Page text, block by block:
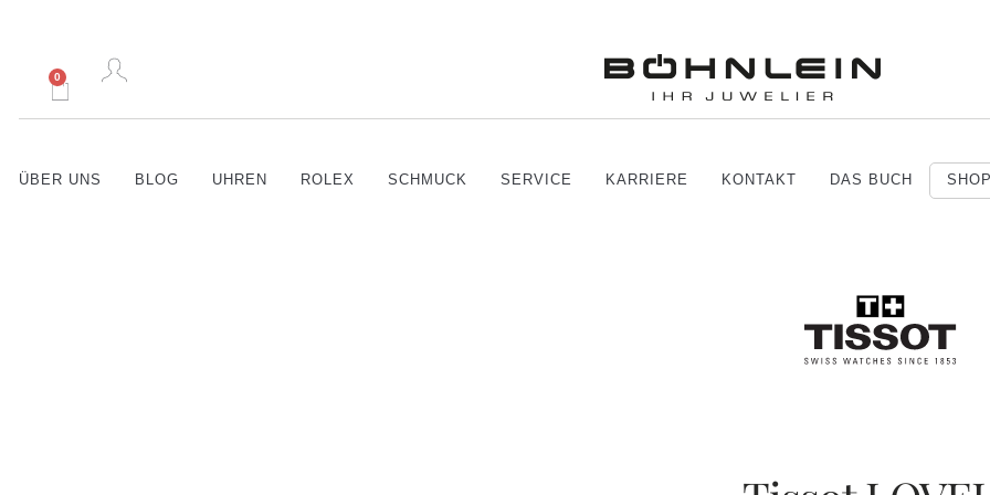
0
ÜBER UNS BLOG UHREN ROLEX SCHMUCK SERVICE KARRIERE KONTAKT DAS BUCH